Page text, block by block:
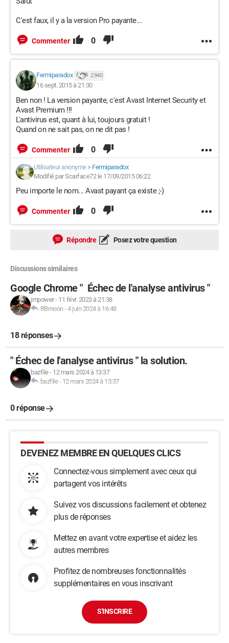
C'est faux, il y a la version Pro payante...
Commenter 0
Fermiparadox 2 940
16 sept. 2015 à 21:30
Ben non ! La version payante, c'est Avast Internet Security et
Avast Premium !!!
L'antivirus est, quant à lui, toujours gratuit !
Quand on ne sait pas, on ne dit pas !
Commenter 0
Utilisateur anonyme> Fermiparadox
Modifié par Scarface72 le 17/09/2015 06:22
Peu importe le nom... Avast payant ça existe ;-)
Commenter 0
Répondre Posez votre question
Discussions similaires
Google Chrome " Échec de l'analyse antivirus "
jmpower- 11 févr. 2023 à 21:38
RBmoon-4 juin 2024 à 16:48
18 réponses
" Échec de l'analyse antivirus " la solution.
bazfile- 12 mars 2024 à 13:37
bazfile- 12 mars 2024 à 13:37
0 réponse
DEVENEZ MEMBRE EN QUELQUES CLICS
Connectez-vous simplement avec ceux qui
partagent vos intérêts
Suivez vos discussions facilement et obtenez
plus de réponses
Mettez en avant votre expertise et aidez les
autres membres
Profitez de nombreuses fonctionnalités
supplémentaires en vous inscrivant
S'INSCRIRE